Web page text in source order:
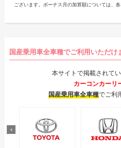
ございます。ボーナス月の加算額については、
国産乗用車全車種でご利用いただけ
本サイトで掲載されてい
カーコンカーリ
国産乗用車全車種でご利